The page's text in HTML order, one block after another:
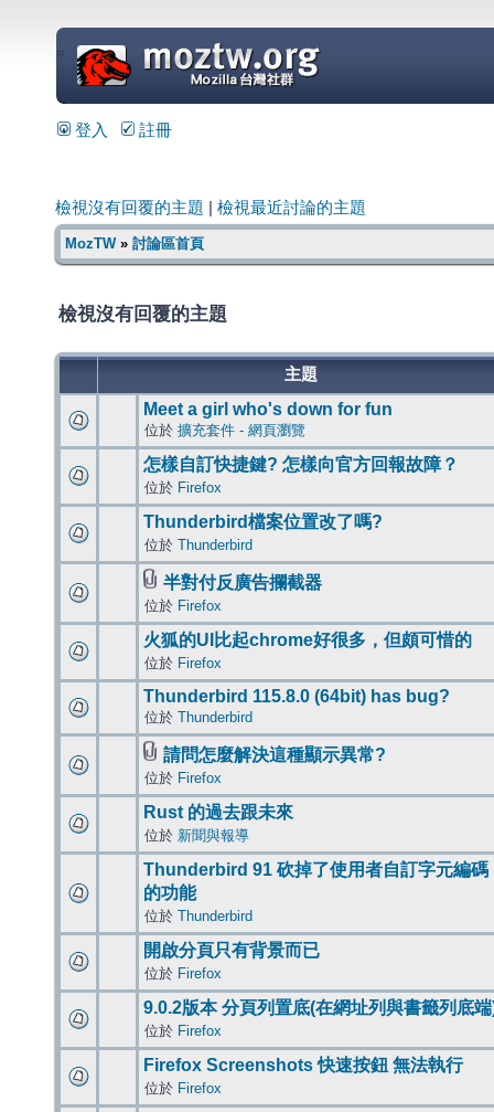
=
登入 註冊
檢視沒有回覆的主題 檢視最近討論的主題
MozTW» 討論區首頁
檢視沒有回覆的主題
主題
Meet a girl who's down for fun
位於 擴充套件 - 網頁瀏覽
怎樣自訂快捷鍵? 怎樣向官方回報故障？
位於 Firefox
Thunderbird檔案位置改了嗎?
位於 Thunderbird
半對付反廣告攔截器
位於 Firefox
火狐的UI比起chrome好很多，但頗可惜的
位於 Firefox
Thunderbird 115.8.0 (64bit) has bug?
位於 Thunderbird
請問怎麼解決這種顯示異常?
位於 Firefox
Rust 的過去跟未來
位於 新聞與報導
Thunderbird 91 砍掉了使用者自訂字元編碼
的功能
位於 Thunderbird
開啟分頁只有背景而已
位於 Firefox
9.0.2版本 分頁列置底(在網址列與書籤列底
位於 Firefox
Firefox Screenshots 快速按鈕 無法執行
位於 Firefox